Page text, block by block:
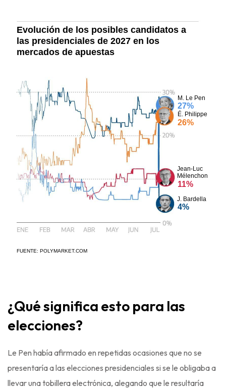
Evolución de los posibles candidatos a
las presidenciales de 2027 en los
mercados de apuestas
M. Le Pen
27%
É. Philippe
26%
Jean-Luc
Mélenchon
11%
J. Bardella
4%
FUENTE: POLYMARKET.COM
¿Qué significa esto para las
elecciones?
Le Pen había afirmado en repetidas ocasiones que no se
presentaría a las elecciones presidenciales si se le obligaba a
llevar una tobillera electrónica, alegando que le resultaría